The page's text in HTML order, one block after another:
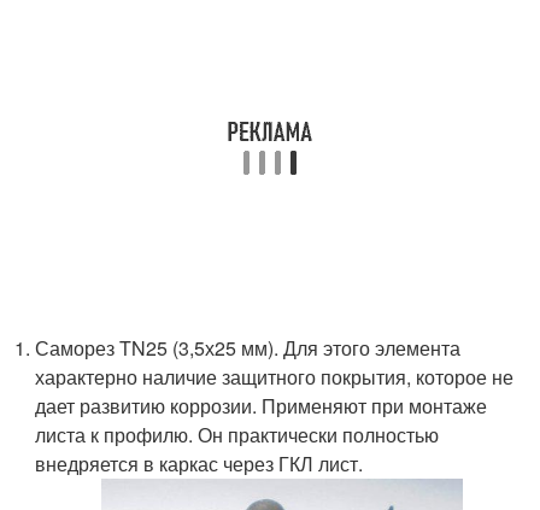
Саморез TN25 (3,5х25 мм). Для этого элемента
характерно наличие защитного покрытия, которое не
дает развитию коррозии. Применяют при монтаже
листа к профилю. Он практически полностью
внедряется в каркас через ГКЛ лист.